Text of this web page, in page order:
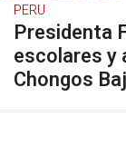
PERU
Presidenta
escolares y
Chongos